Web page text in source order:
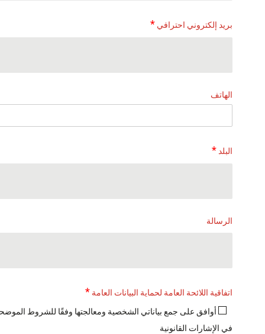
بريد إلكتروني احترافي *
الهاتف
البلد*
الرسالة
اتفاقية اللائحة العامة لحماية البيانات العامة*
أوافق على جمع بياناتي الشخصية ومعالجتها وفقًا للشروط الموضحة
في الإشارات القانونية